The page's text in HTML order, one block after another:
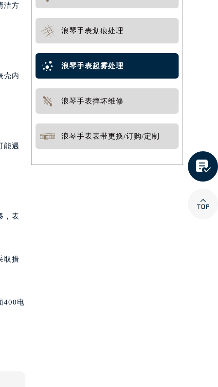
洁方
壳内
能遇
，表
取措
400电
浪琴手表划痕处理
浪琴手表起雾处理
浪琴手表摔坏维修
浪琴手表表带更换/订购/定制

